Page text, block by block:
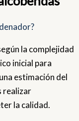
la complejidad
inicial para
estimación del
realizar
la calidad.